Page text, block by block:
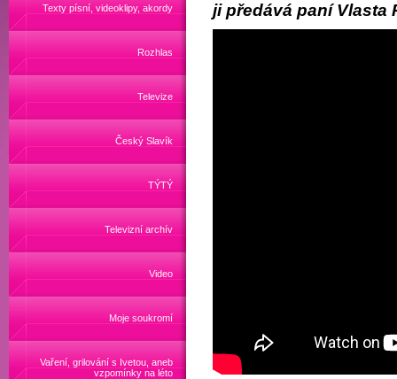
Texty písní, videoklipy, akordy
Rozhlas
Televize
Český Slavík
TÝTÝ
Televizní archív
Video
Moje soukromí
Vaření, grilování s Ivetou, aneb
vzpomínky na léto
ji předává paní Vlasta